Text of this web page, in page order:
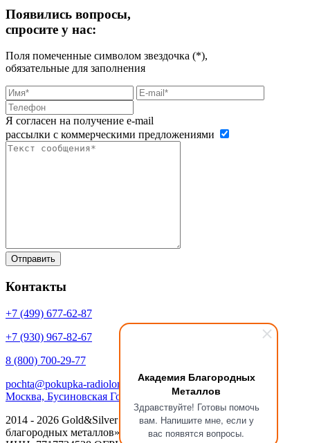
Академия Благородных
Металлов
Здравствуйте! Готовы помочь
вам. Напишите мне, если у
вас появятся вопросы.
Появились вопросы,
спросите у нас:
Поля помеченные символом звездочка (*),
обязательные для заполнения
Я согласен на получение e-mail
рассылки с коммерческими предложениями
Контакты
+7 (499) 677-62-87
+7 (930) 967-82-67
8 (800) 700-29-77
pochta@pokupka-radiolom.ru
Москва, Бусиновская Горка, 1Е с.5
2014 - 2026 Gold&Silver Научный Центр «Академия
благородных металлов»